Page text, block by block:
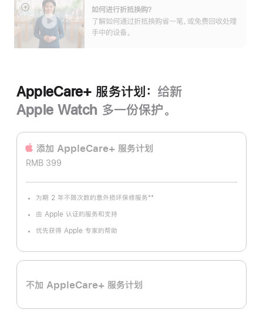
如何进行折抵换购？
了解如何通过折抵换购省一笔，或免费回收处理
手中的设备。
展
AppleCare+ 服务计划： 给新
Apple Watch 多一份保护。
添加 AppleCare+ 服务计‍划
RMB 399
为期 2 年不限次数的意外损坏保修服务
注
**
由 Apple 认证的服务和支持
优先获得 Apple 专家的帮助
不加 AppleCare+ 服务计划